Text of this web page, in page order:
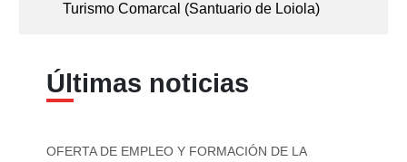
Turismo Comarcal (Santuario de Loiola)
Últimas noticias
OFERTA DE EMPLEO Y FORMACIÓN DE LA